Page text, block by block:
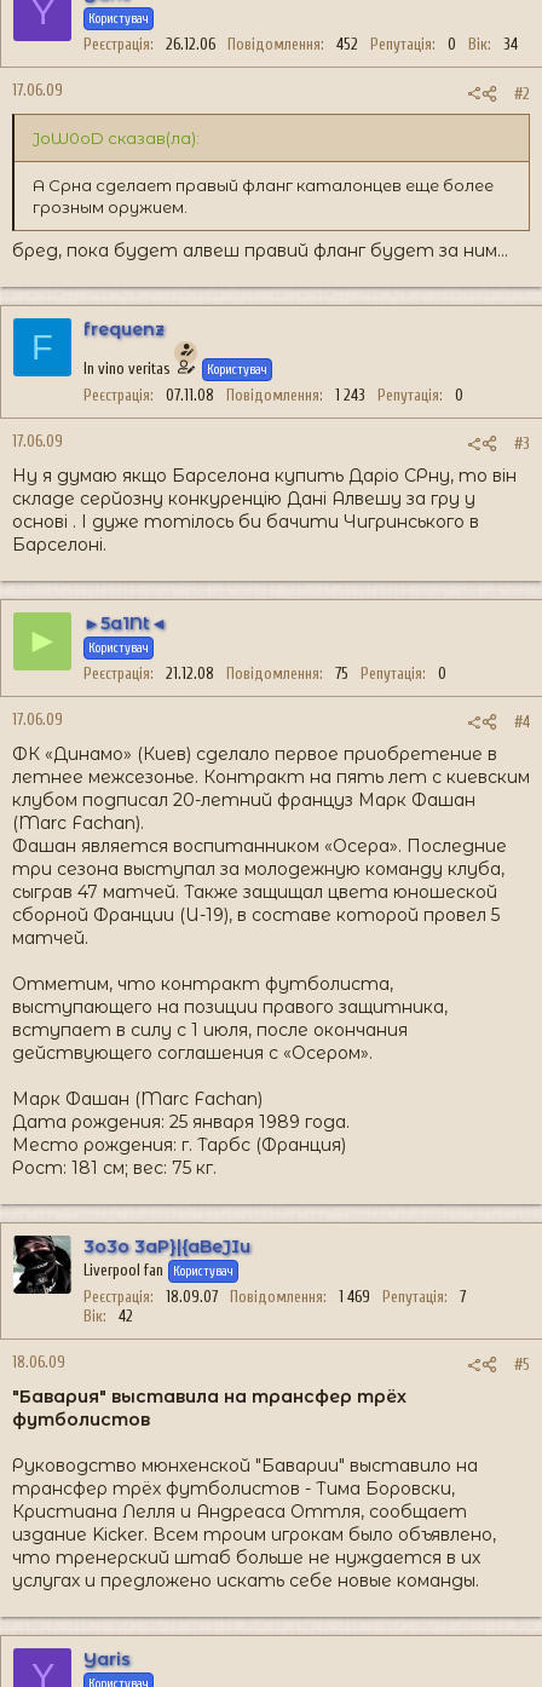
Y Користувач
Реєстрація 26.12.06 Повідомлення 452 Репутація 0 Вік 34
17.06.09 #2
JoW0oD сказав(ла):
А Срна сделает правый фланг каталонцев еще более
грозным оружием.
бред, пока будет алвеш правий фланг будет за ним...
F frequenz
In vino veritas Користувач
Реєстрація 07.11.08 Повідомлення 1 243 Репутація 0
17.06.09 #3
Ну я думаю якщо Барселона купить Даріо СРну, то він
складе серйозну конкуренцію Дані Алвешу за гру у
основі . І дуже тотілось би бачити Чигринського в
Барселоні.
► ►5a1Nt◄
Користувач
Реєстрація 21.12.08 Повідомлення 75 Репутація 0
17.06.09 #4
ФК «Динамо» (Киев) сделало первое приобретение в
летнее межсезонье. Контракт на пять лет с киевским
клубом подписал 20-летний француз Марк Фашан
(Marc Fachan).
Фашан является воспитанником «Осера». Последние
три сезона выступал за молодежную команду клуба,
сыграв 47 матчей. Также защищал цвета юношеской
сборной Франции (U-19), в составе которой провел 5
матчей.
Отметим, что контракт футболиста,
выступающего на позиции правого защитника,
вступает в силу с 1 июля, после окончания
действующего соглашения с «Осером».
Марк Фашан (Marc Fachan)
Дата рождения: 25 января 1989 года.
Место рождения: г. Тарбс (Франция)
Рост: 181 см; вес: 75 кг.
3o3o 3aP}|{aBeJIu
Liverpool fan Користувач
Реєстрація 18.09.07 Повідомлення 1 469 Репутація
7
Вік
42
18.06.09 #5
"Бавария" выставила на трансфер трёх
футболистов
Руководство мюнхенской "Баварии" выставило на
трансфер трёх футболистов - Тима Боровски,
Кристиана Лелля и Андреаса Оттля, сообщает
издание Kicker. Всем троим игрокам было объявлено,
что тренерский штаб больше не нуждается в их
услугах и предложено искать себе новые команды.
Y Yaris
Користувач